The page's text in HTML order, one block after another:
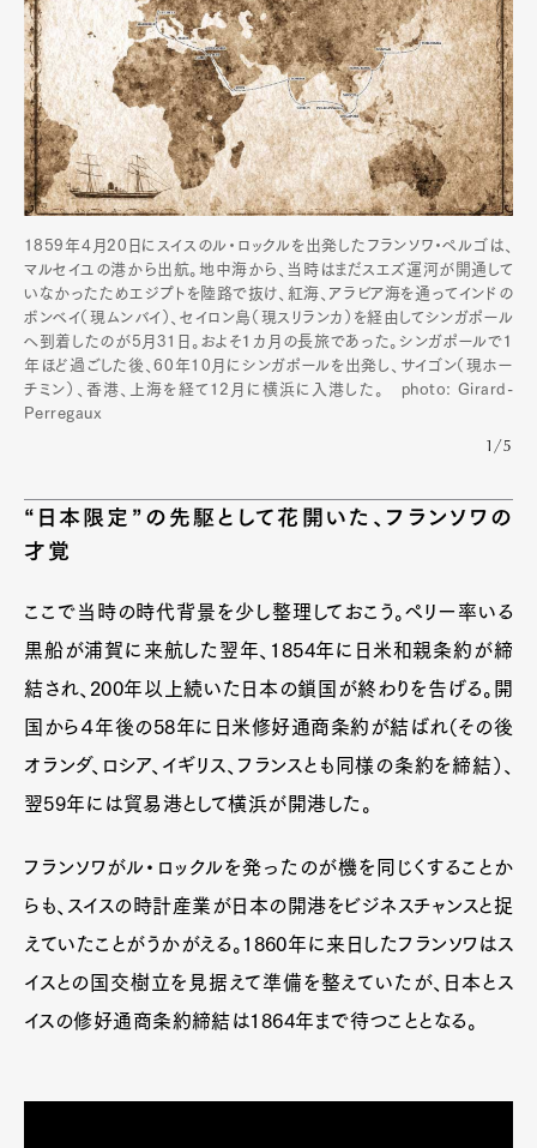
1859年4月20日にスイスのル・ロックルを出発したフランソワ・ペルゴは、
マルセイユの港から出航。地中海から、当時はまだスエズ運河が開通して
いなかったためエジプトを陸路で抜け、紅海、アラビア海を通ってインドの
ボンベイ（現ムンバイ）、セイロン島（現スリランカ）を経由してシンガポール
へ到着したのが5月31日。およそ１カ月の長旅であった。シンガポールで１
年ほど過ごした後、60年10月にシンガポールを出発し、サイゴン（現ホー
チミン）、香港、上海を経て12月に横浜に入港した。 photo: Girard-
Perregaux
1/5
“日本限定”の先駆として花開いた、フランソワの
才覚
ここで当時の時代背景を少し整理しておこう。ペリー率いる
黒船が浦賀に来航した翌年、1854年に日米和親条約が締
結され、200年以上続いた日本の鎖国が終わりを告げる。開
国から４年後の58年に日米修好通商条約が結ばれ（その後
オランダ、ロシア、イギリス、フランスとも同様の条約を締結）、
翌59年には貿易港として横浜が開港した。
フランソワがル・ロックルを発ったのが機を同じくすることか
らも、スイスの時計産業が日本の開港をビジネスチャンスと捉
えていたことがうかがえる。1860年に来日したフランソワはス
イスとの国交樹立を見据えて準備を整えていたが、日本とス
イスの修好通商条約締結は1864年まで待つこととなる。